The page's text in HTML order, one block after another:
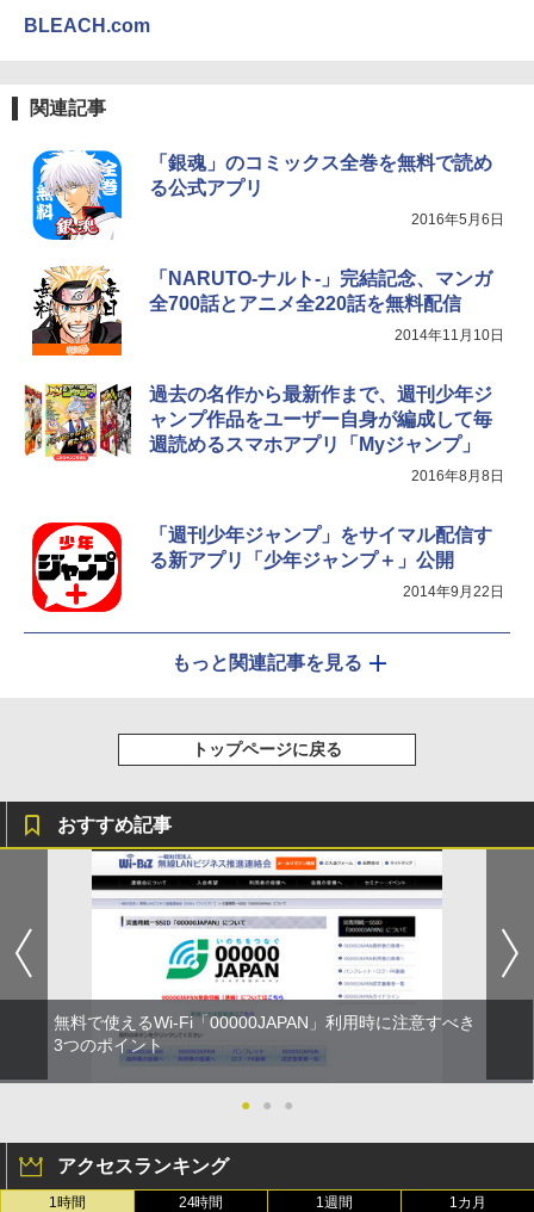
BLEACH.com
関連記事
「銀魂」のコミックス全巻を無料で読め
る公式アプリ
2016年5月6日
「NARUTO-ナルト-」完結記念、マンガ
全700話とアニメ全220話を無料配信
2014年11月10日
過去の名作から最新作まで、週刊少年ジ
ャンプ作品をユーザー自身が編成して毎
週読めるスマホアプリ「Myジャンプ」
2016年8月8日
「週刊少年ジャンプ」をサイマル配信す
る新アプリ「少年ジャンプ＋」公開
2014年9月22日
もっと関連記事を見る
トップページに戻る
おすすめ記事
無料で使えるWi-Fi「00000JAPAN」利用時に注意すべき
3つのポイント
● ● ●
アクセスランキング
1時間 24時間 1週間 1カ月